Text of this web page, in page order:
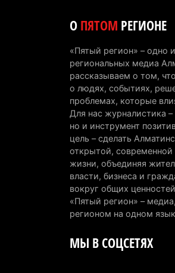
ОПЯТОМ РЕГИОНЕ
«Пятый регион» – одно
региональных медиа
рассказываем о том,
о людях, событиях,
проблемах, которые
Для нас журналистика
но и инструмент
цель – сделать
открытой,
жизни, объединяя
власти, бизнеса и
вокруг общих
«Пятый регион» –
регионом на одном
МЫ В СОЦСЕТЯХ